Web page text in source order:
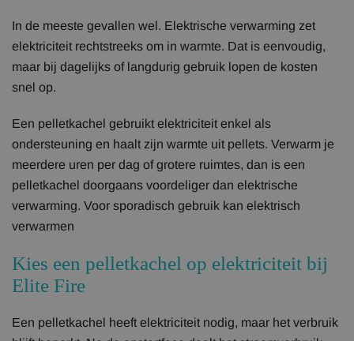
In de meeste gevallen wel. Elektrische verwarming zet
elektriciteit rechtstreeks om in warmte. Dat is eenvoudig,
maar bij dagelijks of langdurig gebruik lopen de kosten
snel op.
Een pelletkachel gebruikt elektriciteit enkel als
ondersteuning en haalt zijn warmte uit pellets. Verwarm je
meerdere uren per dag of grotere ruimtes, dan is een
pelletkachel doorgaans voordeliger dan elektrische
verwarming. Voor sporadisch gebruik kan elektrisch
verwarmen
Kies een pelletkachel op elektriciteit bij
Elite Fire
Een pelletkachel heeft elektriciteit nodig, maar het verbruik